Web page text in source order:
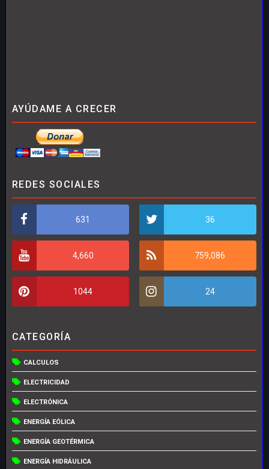
AYÚDAME A CRECER
REDES SOCIALES
631 36
4,660 759,086
1044 24
CATEGORÍA
CALCULOS
ELECTRICIDAD
ELECTRÓNICA
ENERGÍA EÓLICA
ENERGÍA GEOTÉRMICA
ENERGÍA HIDRÁULICA